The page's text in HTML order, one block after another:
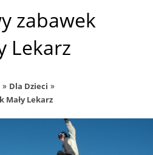
zabawek
Lekarz
» Dla Dzieci »
Mały Lekarz